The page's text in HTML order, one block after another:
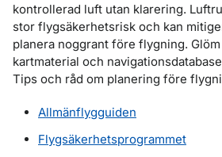
kontrollerad luft utan klarering.
stor flygsäkerhetsrisk och kan
planera noggrant före flygning.
kartmaterial och
Tips och råd om planering före
Allmänflygguiden
Flygsäkerhetsprogrammet